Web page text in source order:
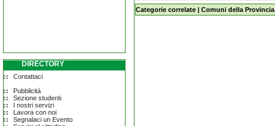
DIRECTORY
Contattaci
Pubblicità
Sezione studenti
I nostri servizi
Lavora con noi
Segnalaci un Evento
Categorie correlate | Comuni della Provincia